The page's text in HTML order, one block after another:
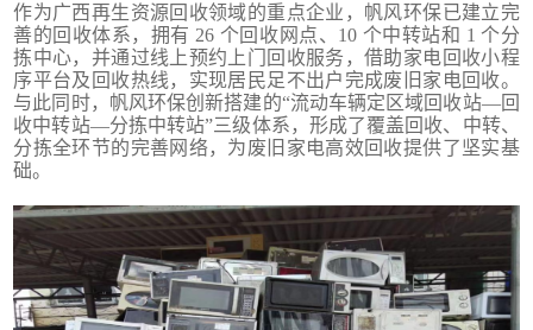
作为广西再生资源回收领域的重点企业，帆风环保已建立完
善的回收体系，拥有 26 个回收网点、10 个中转站和 1 个分
拣中心，并通过线上预约上门回收服务，借助家电回收小程
序平台及回收热线，实现居民足不出户完成废旧家电回收。
与此同时，帆风环保创新搭建的“流动车辆定区域回收站—回
收中转站—分拣中转站”三级体系，形成了覆盖回收、中转、
分拣全环节的完善网络，为废旧家电高效回收提供了坚实基
础。